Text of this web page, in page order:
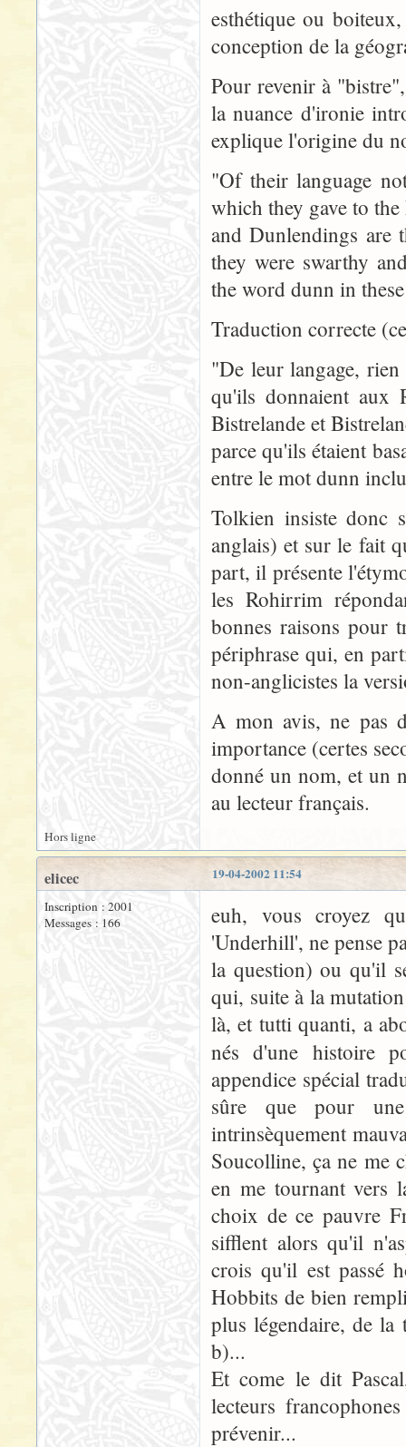
esthétique ou
conception de la
Pour revenir à
la nuance d'ironie
explique l'origine du
"Of their language
which they gave to
and Dunlendings are
they were swarthy
the word dunn in
Traduction correcte
"De leur langage,
qu'ils donnaient aux
Bistrelande et
parce qu'ils étaient
entre le mot dunn
Tolkien insiste donc
anglais) et sur le fait
part, il présente
les Rohirrim
bonnes raisons pour
périphrase qui, en
non-anglicistes la
A mon avis, ne pas
importance (certes
donné un nom, et un
au lecteur français.
Hors ligne
19-04-2002 11:54
elicec
Inscription : 2001
Messages : 166
euh, vous croyez
'Underhill', ne pense
la question) ou qu'il
qui, suite à la
là, et tutti quanti, a
nés d'une histoire
appendice spécial
sûre que pour
intrinsèquement
Soucolline, ça ne me
en me tournant vers
choix de ce pauvre
sifflent alors qu'il
crois qu'il est passé
Hobbits de bien
plus légendaire, de
b)...
Et come le dit
lecteurs
prévenir...